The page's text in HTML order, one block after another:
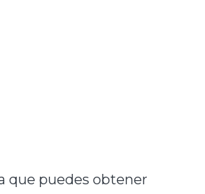
que puedes obtener